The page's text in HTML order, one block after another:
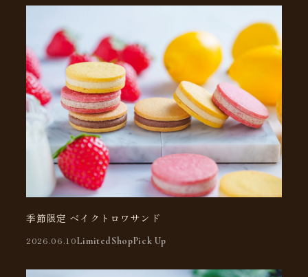
TOP
MESSAGE
PRODUCTS
ベイク トロワ サンド
フルーツ ジュレ
バター＆ムー
ティークチュール
店舗案内
NEWS
季節限定 ベイクトロワサンド
2026.06.10Limited ShopPick Up